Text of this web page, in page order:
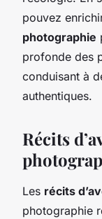
pouvez
photographie
profonde des
conduisant à
authentiques.
Récits
Les récits
photographie